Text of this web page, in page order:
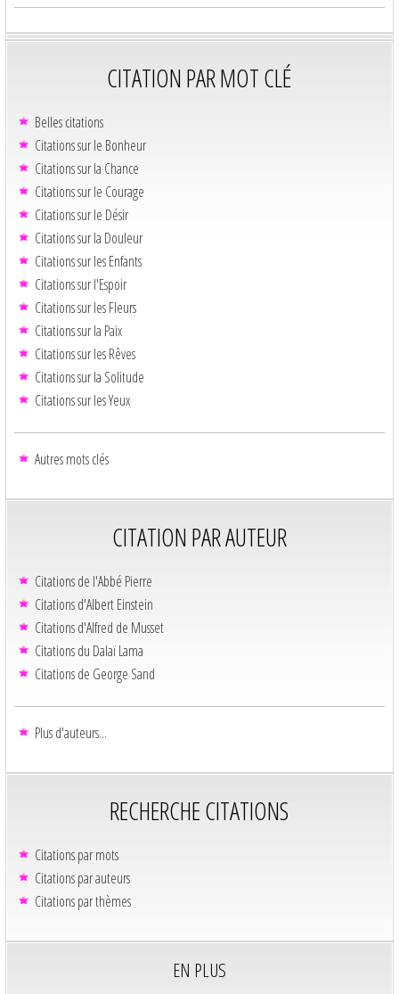
CITATION PAR MOT CLÉ
Belles citations
Citations sur le Bonheur
Citations sur la Chance
Citations sur le Courage
Citations sur le Désir
Citations sur la Douleur
Citations sur les Enfants
Citations sur l'Espoir
Citations sur les Fleurs
Citations sur la Paix
Citations sur les Rêves
Citations sur la Solitude
Citations sur les Yeux
Autres mots clés
CITATION PAR AUTEUR
Citations de l'Abbé Pierre
Citations d'Albert Einstein
Citations d'Alfred de Musset
Citations du Dalaï Lama
Citations de George Sand
Plus d'auteurs...
RECHERCHE CITATIONS
Citations par mots
Citations par auteurs
Citations par thèmes
EN PLUS